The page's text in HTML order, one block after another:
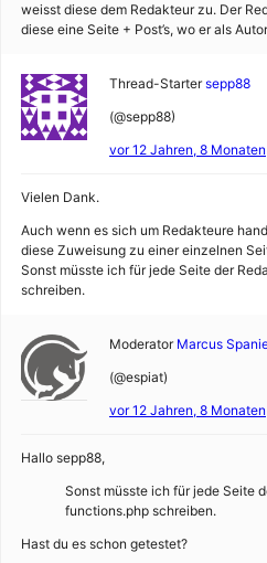
weisst diese dem Redakteur zu. Der
diese eine Seite + Post’s, wo er als
Thread-Starter sepp88
(@sepp88)
vor 12 Jahren, 8 Monaten
Vielen Dank.
Auch wenn es sich um Redakteure
diese Zuweisung zu einer einzelnen
Sonst müsste ich für jede Seite der
schreiben.
Moderator Marcus
(@espiat)
vor 12 Jahren, 8 Monaten
Hallo sepp88,
Sonst müsste ich für jede Seite
functions.php schreiben.
Hast du es schon getestet?